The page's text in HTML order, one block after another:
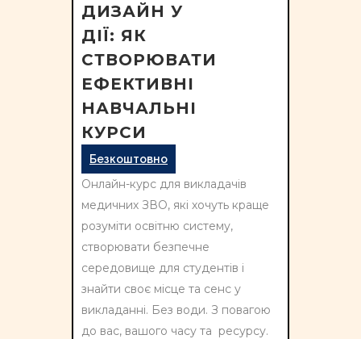
ДИЗАЙН У
ДІЇ: ЯК
СТВОРЮВАТИ
ЕФЕКТИВНІ
НАВЧАЛЬНІ
КУРСИ
Безкоштовно
Онлайн-курс для викладачів
медичних ЗВО, які хочуть краще
розуміти освітню систему,
створювати безпечне
середовище для студентів і
знайти своє місце та сенс у
викладанні. Без води. З повагою
до вас, вашого часу та ресурсу.